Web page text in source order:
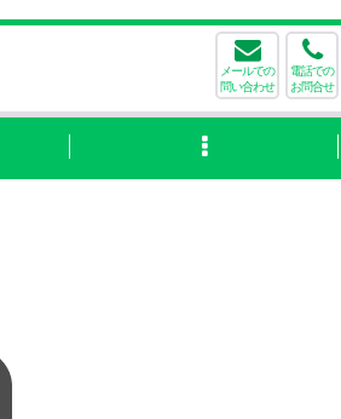
メールでの
問い合わせ
電話での
お問合せ